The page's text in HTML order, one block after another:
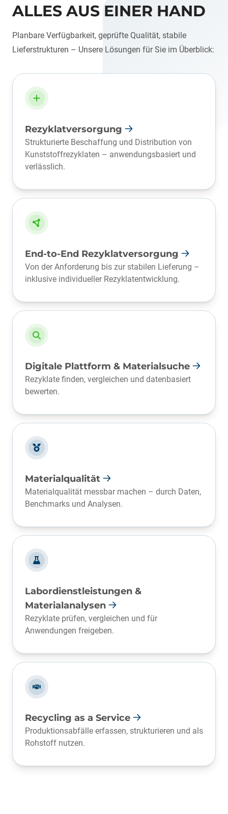
ALLES AUS EINER HAND
Planbare Verfügbarkeit, geprüfte Qualität, stabile
Lieferstrukturen – Unsere Lösungen für Sie im Überblick:
Rezyklatversorgung
Strukturierte Beschaffung und Distribution von
Kunststoffrezyklaten – anwendungsbasiert und
verlässlich.
End-to-End Rezyklatversorgung
Von der Anforderung bis zur stabilen Lieferung –
inklusive individueller Rezyklatentwicklung.
Digitale Plattform & Materialsuche
Rezyklate finden, vergleichen und datenbasiert
bewerten.
Materialqualität
Materialqualität messbar machen – durch Daten,
Benchmarks und Analysen.
Labordienstleistungen &
Materialanalysen
Rezyklate prüfen, vergleichen und für
Anwendungen freigeben.
Recycling as a Service
Produktionsabfälle erfassen, strukturieren und als
Rohstoff nutzen.